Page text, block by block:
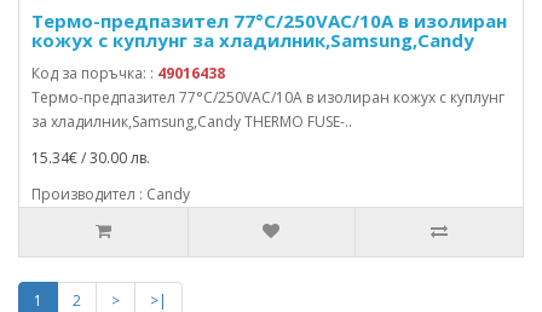
Термо-предпазител 77°C/250VAC/10A в изолиран
кожух с куплунг за хладилник,Samsung,Candy
Код за поръчка: : 49016438
Термо-предпазител 77°C/250VAC/10A в изолиран кожух с куплунг
за хладилник,Samsung,Candy THERMO FUSE-..
15.34€ / 30.00 лв.
Производител : Candy
1 2 >
>|